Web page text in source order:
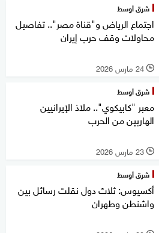
شرق أوسط
اجتماع الرياض و"قناة مصر".. تفاصيل
محاولات وقف حرب إيران
l 24 مارس 2026
شرق أوسط
معبر "كابيكوي".. ملاذ الإيرانيين
الهاربين من الحرب
l 23 مارس 2026
شرق أوسط
أكسيوس: ثلاث دول نقلت رسائل بين
واشنطن وطهران